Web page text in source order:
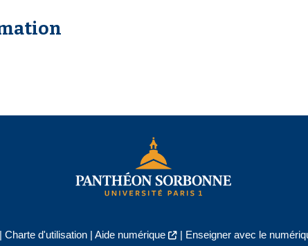
Charte d'utilisation| Aide numérique | Enseigner avec le